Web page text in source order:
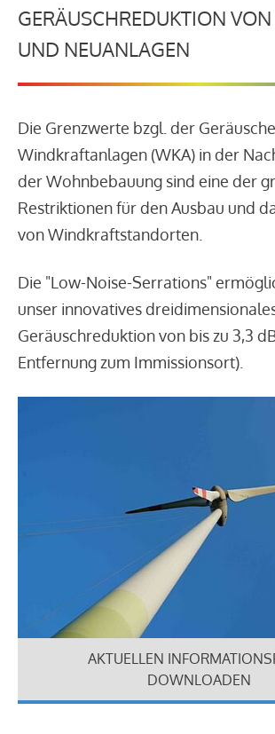
GERÄUSCHREDUKTION
UND NEUANLAGEN
Die Grenzwerte bzgl. der
Windkraftanlagen (WKA) in der
der Wohnbebauung sind eine der
Restriktionen für den Ausbau und
von Windkraftstandorten.
Die "Low-Noise-Serrations"
unser innovatives
Geräuschreduktion von bis zu 3,3
Entfernung zum Immissionsort).
AKTUELLEN
DOWNLOADEN